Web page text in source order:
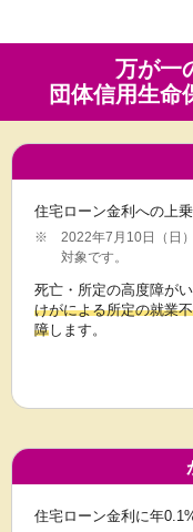
万が一
団体信用生命
住宅ローン金利に年
住宅ローン金利への上
※
2022年7月10日（日
対象です。
死亡・所定の高度障がい
けがによる所定の就業
障します。